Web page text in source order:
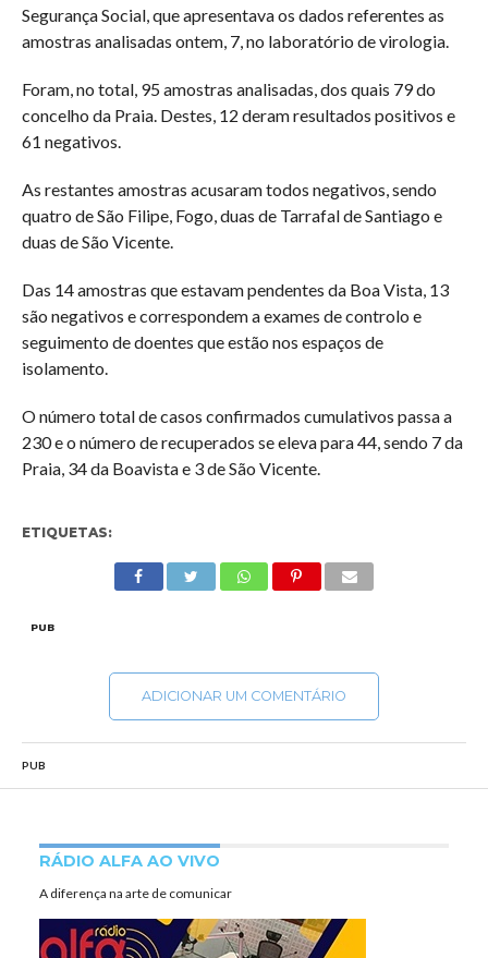
Segurança Social, que apresentava os dados referentes as
amostras analisadas ontem, 7, no laboratório de virologia.
Foram, no total, 95 amostras analisadas, dos quais 79 do
concelho da Praia. Destes, 12 deram resultados positivos e
61 negativos.
As restantes amostras acusaram todos negativos, sendo
quatro de São Filipe, Fogo, duas de Tarrafal de Santiago e
duas de São Vicente.
Das 14 amostras que estavam pendentes da Boa Vista, 13
são negativos e correspondem a exames de controlo e
seguimento de doentes que estão nos espaços de
isolamento.
O número total de casos confirmados cumulativos passa a
230 e o número de recuperados se eleva para 44, sendo 7 da
Praia, 34 da Boavista e 3 de São Vicente.
ETIQUETAS:
PUB
ADICIONAR UM COMENTÁRIO
PUB
RÁDIO ALFA AO VIVO
A diferença na arte de comunicar